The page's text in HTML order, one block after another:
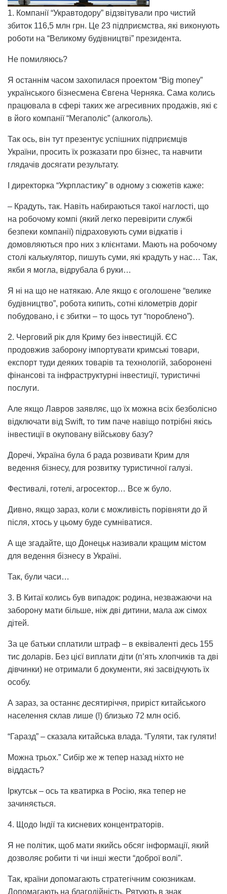
1. Компанії “Укравтодору” відзвітували про чистий
збиток 116,5 млн грн. Це 23 підприємства, які виконують
роботи на “Великому будівництві” президента.
Не помиляюсь?
Я останнім часом захопилася проектом “Big money”
українського бізнесмена Євгена Черняка. Сама колись
працювала в сфері таких же агресивних продажів, які є
в його компанії “Мегаполіс” (алкоголь).
Так ось, він тут презентує успішних підприємців
України, просить їх розказати про бізнес, та навчити
глядачів досягати результату.
І директорка “Укрпластику” в одному з сюжетів каже:
– Крадуть, так. Навіть набираються такої наглості, що
на робочому компі (який легко перевірити службі
безпеки компанії) підраховують суми відкатів і
домовляються про них з клієнтами. Мають на робочому
столі калькулятор, пишуть суми, які крадуть у нас… Так,
якби я могла, відрубала б руки…
Я ні на що не натякаю. Але якщо є оголошене “велике
будівництво”, робота кипить, сотні кілометрів доріг
побудовано, і є збитки – то щось тут “пороблено”).
2. Черговий рік для Криму без інвестицій. ЄС
продовжив заборону імпортувати кримські товари,
експорт туди деяких товарів та технологій, заборонені
фінансові та інфраструктурні інвестиції, туристичні
послуги.
Але якщо Лавров заявляє, що їх можна всіх безболісно
відключати від Swift, то тим паче навіщо потрібні якісь
інвестиції в окуповану військову базу?
Доречі, Україна була б рада розвивати Крим для
ведення бізнесу, для розвитку туристичної галузі.
Фестивалі, готелі, агросектор… Все ж було.
Дивно, якщо зараз, коли є можливість порівняти до й
після, хтось у цьому буде сумніватися.
А ще згадайте, що Донецьк називали кращим містом
для ведення бізнесу в Україні.
Так, були часи…
3. В Китаї колись був випадок: родина, незважаючи на
заборону мати більше, ніж дві дитини, мала аж сімох
дітей.
За це батьки сплатили штраф – в еквіваленті десь 155
тис доларів. Без цієї виплати діти (п’ять хлопчиків та дві
дівчинки) не отримали б документи, які засвідчують їх
особу.
А зараз, за останнє десятиріччя, приріст китайського
населення склав лише (!) близько 72 млн осіб.
“Гаразд” – сказала китайська влада. “Гуляти, так гуляти!
Можна трьох.” Сибір же ж тепер назад ніхто не
віддасть?
Іркутськ – ось та кватирка в Росію, яка тепер не
зачиняється.
4. Щодо Індії та кисневих концентраторів.
Я не політик, щоб мати якийсь обсяг інформації, який
дозволяє робити ті чи інші жести “доброї волі”.
Так, країни допомагають стратегічним союзникам.
Допомагають на благодійність. Рятують в знак